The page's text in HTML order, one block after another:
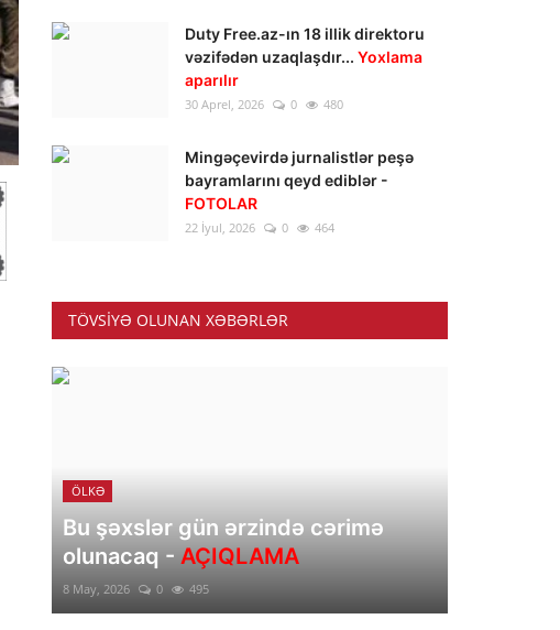
Duty Free.az-ın 18 illik direktoru
vəzifədən uzaqlaşdır... Yoxlama
aparılır
30 Aprel, 2026 0 480
Mingəçevirdə jurnalistlər peşə
bayramlarını qeyd ediblər -
FOTOLAR
22 İyul, 2026 0 464
TÖVSIYƏ OLUNAN XƏBƏRLƏR
ÖLKƏ
Bu şəxslər gün ərzində cərimə
olunacaq - AÇIQLAMA
8 May, 2026 0 495